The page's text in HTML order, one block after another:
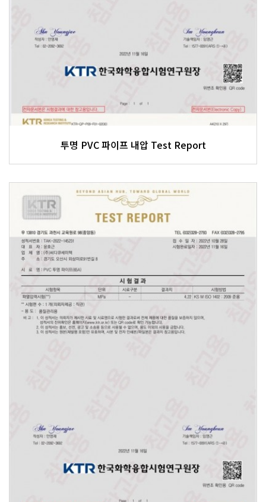
투명 PVC 파이프 내압 Test Report